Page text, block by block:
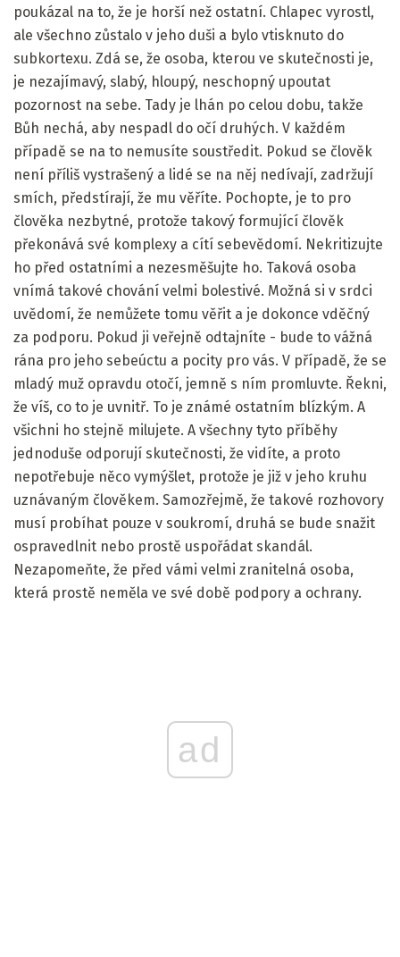
poukázal na to, že je horší než ostatní. Chlapec vyrostl,
ale všechno zůstalo v jeho duši a bylo vtisknuto do
subkortexu. Zdá se, že osoba, kterou ve skutečnosti je,
je nezajímavý, slabý, hloupý, neschopný upoutat
pozornost na sebe. Tady je lhán po celou dobu, takže
Bůh nechá, aby nespadl do očí druhých. V každém
případě se na to nemusíte soustředit. Pokud se člověk
není příliš vystrašený a lidé se na něj nedívají, zadržují
smích, předstírají, že mu věříte. Pochopte, je to pro
člověka nezbytné, protože takový formující člověk
překonává své komplexy a cítí sebevědomí. Nekritizujte
ho před ostatními a nezesměšujte ho. Taková osoba
vnímá takové chování velmi bolestivé. Možná si v srdci
uvědomí, že nemůžete tomu věřit a je dokonce vděčný
za podporu. Pokud ji veřejně odtajníte - bude to vážná
rána pro jeho sebeúctu a pocity pro vás. V případě, že se
mladý muž opravdu otočí, jemně s ním promluvte. Řekni,
že víš, co to je uvnitř. To je známé ostatním blízkým. A
všichni ho stejně milujete. A všechny tyto příběhy
jednoduše odporují skutečnosti, že vidíte, a proto
nepotřebuje něco vymýšlet, protože je již v jeho kruhu
uznávaným člověkem. Samozřejmě, že takové rozhovory
musí probíhat pouze v soukromí, druhá se bude snažit
ospravedlnit nebo prostě uspořádat skandál.
Nezapomeňte, že před vámi velmi zranitelná osoba,
která prostě neměla ve své době podpory a ochrany.
ad